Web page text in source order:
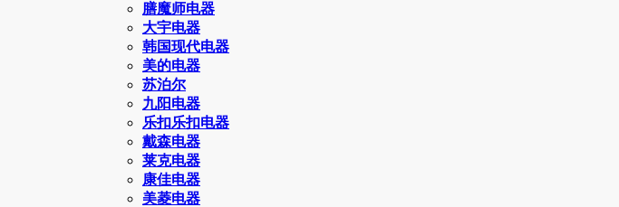
膳魔师电器
大宇电器
韩国现代电器
美的电器
苏泊尔
九阳电器
乐扣乐扣电器
戴森电器
莱克电器
康佳电器
美菱电器